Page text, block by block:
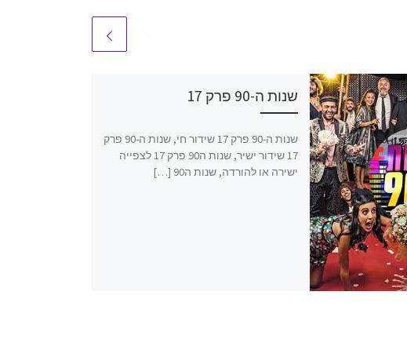
שנות ה-90 פרק 17
שנות ה-90 פרק 17 שידור חי, שנות ה-90 פרק
17 שידור ישיר, שנות ה90 פרק 17 לצפייה
ישירה או להורדה, שנות ה90 […]